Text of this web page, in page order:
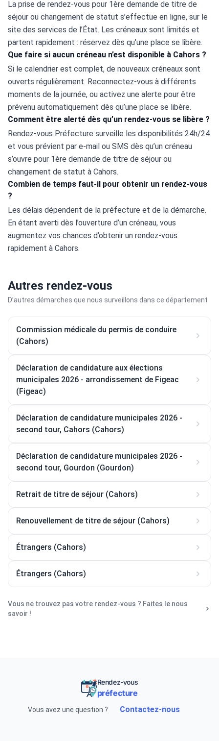
La prise de rendez-vous pour 1ère demande de titre de
séjour ou changement de statut s’effectue en ligne, sur le
site des services de l’État. Les créneaux sont limités et
partent rapidement : réservez dès qu’une place se libère.
Que faire si aucun créneau n’est disponible à Cahors ?
Si le calendrier est complet, de nouveaux créneaux sont
ouverts régulièrement. Reconnectez-vous à différents
moments de la journée, ou activez une alerte pour être
prévenu automatiquement dès qu’une place se libère.
Comment être alerté dès qu’un rendez-vous se libère ?
Rendez-vous Préfecture surveille les disponibilités 24h/24
et vous prévient par e-mail ou SMS dès qu’un créneau
s’ouvre pour 1ère demande de titre de séjour ou
changement de statut à Cahors.
Combien de temps faut-il pour obtenir un rendez-vous
?
Les délais dépendent de la préfecture et de la démarche.
En étant averti dès l’ouverture d’un créneau, vous
augmentez vos chances d’obtenir un rendez-vous
rapidement à Cahors.
Autres rendez-vous
D’autres démarches que nous surveillons dans ce département
Commission médicale du permis de conduire
(Cahors)
Déclaration de candidature aux élections
municipales 2026 - arrondissement de Figeac
(Figeac)
Déclaration de candidature municipales 2026 -
second tour, Cahors (Cahors)
Déclaration de candidature municipales 2026 -
second tour, Gourdon (Gourdon)
Retrait de titre de séjour (Cahors)
Renouvellement de titre de séjour (Cahors)
Étrangers (Cahors)
Étrangers (Cahors)
Vous ne trouvez pas votre rendez-vous ? Faites le nous
savoir !
Rendez-vous
préfecture
Vous avez une question ? Contactez-nous